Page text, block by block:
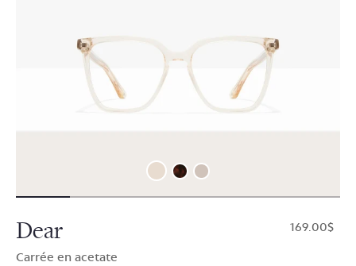
Dear
Carrée en acetate
$169.00